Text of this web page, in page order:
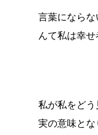
言葉になら
んて私は幸せ
私が私をど
実の意味と